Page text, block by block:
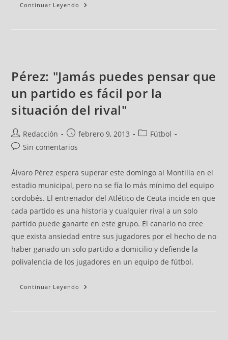
Continuar Leyendo
Pérez: "Jamás puedes pensar que
un partido es fácil por la
situación del rival"
Redacción febrero 9, 2013
Fútbol
Sin comentarios
Álvaro Pérez espera superar este domingo al Montilla en el
estadio municipal, pero no se fía lo más mínimo del equipo
cordobés. El entrenador del Atlético de Ceuta incide en que
cada partido es una historia y cualquier rival a un solo
partido puede ganarte en este grupo. El canario no cree
que exista ansiedad entre sus jugadores por el hecho de no
haber ganado un solo partido a domicilio y defiende la
polivalencia de los jugadores en un equipo de fútbol.
Continuar Leyendo